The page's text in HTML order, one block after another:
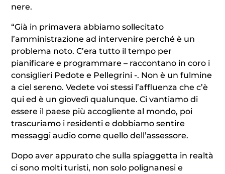
nere.
“Già in primavera abbiamo sollecitato
l’amministrazione ad intervenire perché è un
problema noto. C’era tutto il tempo per
pianificare e programmare – raccontano in coro i
consiglieri Pedote e Pellegrini -. Non è un fulmine
a ciel sereno. Vedete voi stessi l’affluenza che c’è
qui ed è un giovedì qualunque. Ci vantiamo di
essere il paese più accogliente al mondo, poi
trascuriamo i residenti e dobbiamo sentire
messaggi audio come quello dell’assessore.
Dopo aver appurato che sulla spiaggetta in realtà
ci sono molti turisti, non solo polignanesi e